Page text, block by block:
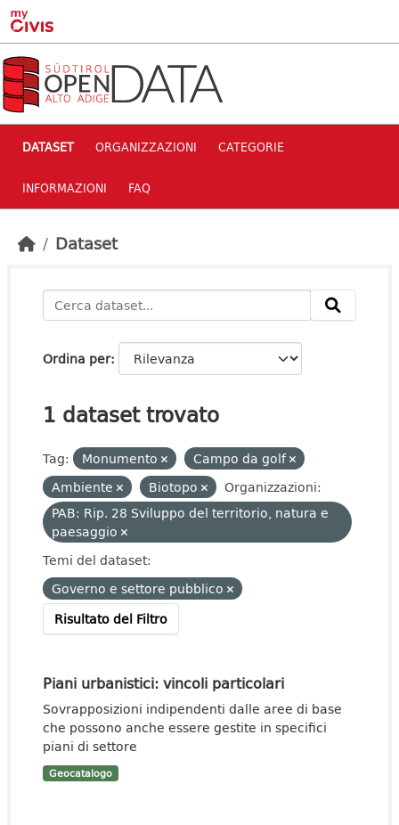
Skip to main content
DATASET ORGANIZZAZIONI CATEGORIE
INFORMAZIONI FAQ
Dataset
Ordina per
1 dataset trovato
Tag: Monumento
Campo da golf
Ambiente
Biotopo
Organizzazioni:
PAB: Rip. 28 Sviluppo del territorio, natura e
paesaggio
Temi del dataset:
Governo e settore pubblico
Risultato del Filtro
Piani urbanistici: vincoli particolari
Sovrapposizioni indipendenti dalle aree di base
che possono anche essere gestite in specifici
piani di settore
Geocatalogo